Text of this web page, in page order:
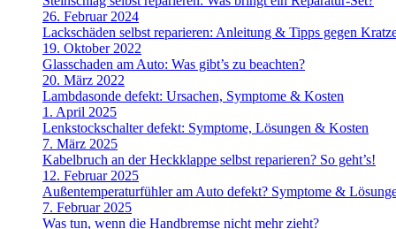
26. Februar 2024
Lackschäden selbst reparieren: Anleitung & Tipps gegen
19. Oktober 2022
Glasschaden am Auto: Was gibt’s zu beachten?
20. März 2022
Lambdasonde defekt: Ursachen, Symptome & Kosten
1. April 2025
Lenkstockschalter defekt: Symptome, Lösungen & Kosten
7. März 2025
Kabelbruch an der Heckklappe selbst reparieren? So geht’s!
12. Februar 2025
Außentemperaturfühler am Auto defekt? Symptome &
7. Februar 2025
Was tun, wenn die Handbremse nicht mehr zieht?